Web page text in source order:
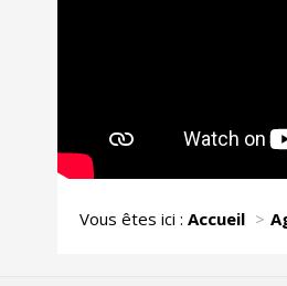
Vous êtes ici :Accueil